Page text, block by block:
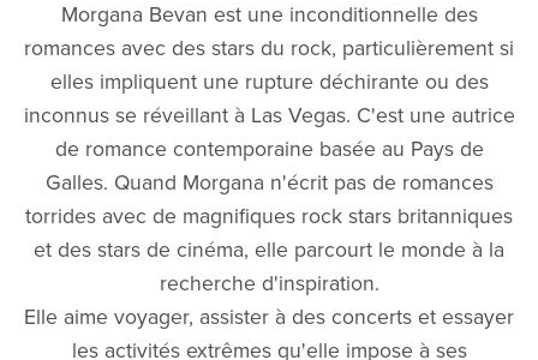
Morgana Bevan est une inconditionnelle des
romances avec des stars du rock, particulièrement si
elles impliquent une rupture déchirante ou des
inconnus se réveillant à Las Vegas. C'est une autrice
de romance contemporaine basée au Pays de
Galles. Quand Morgana n'écrit pas de romances
torrides avec de magnifiques rock stars britanniques
et des stars de cinéma, elle parcourt le monde à la
recherche d'inspiration.
Elle aime voyager, assister à des concerts et essayer
les activités extrêmes qu'elle impose à ses